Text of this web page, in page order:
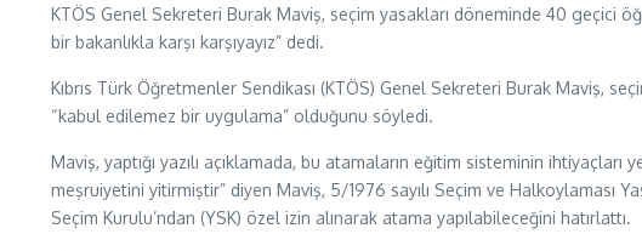
KTÖS Genel Sekreteri Burak Maviş, seçim yasakları döneminde 40 geçici
bir bakanlıkla karşı karşıyayız” dedi.
Kıbrıs Türk Öğretmenler Sendikası (KTÖS) Genel Sekreteri Burak Maviş,
“kabul edilemez bir uygulama” olduğunu söyledi.
Maviş, yaptığı yazılı açıklamada, bu atamaların eğitim sisteminin
meşruiyetini yitirmiştir” diyen Maviş, 5/1976 sayılı Seçim ve Halkoylaması
Seçim Kurulu’ndan (YSK) özel izin alınarak atama yapılabileceğini hatırlattı.